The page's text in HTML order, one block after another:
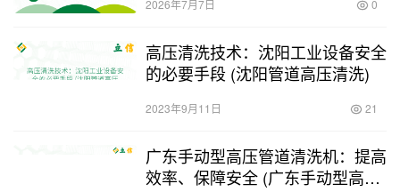
2026年7月7日 0
高压清洗技术：沈阳工业设备安全
的必要手段 (沈阳管道高压清洗)
2023年9月11日 21
广东手动型高压管道清洗机：提高
效率、保障安全 (广东手动型高压